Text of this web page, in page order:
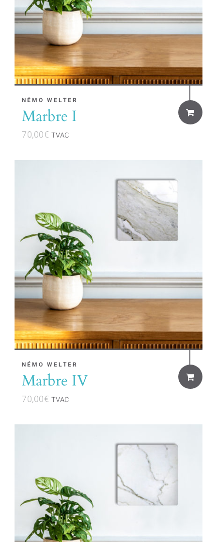
NÉMO WELTER
Marbre I
70,00€ TVAC
NÉMO WELTER
Marbre IV
70,00€ TVAC